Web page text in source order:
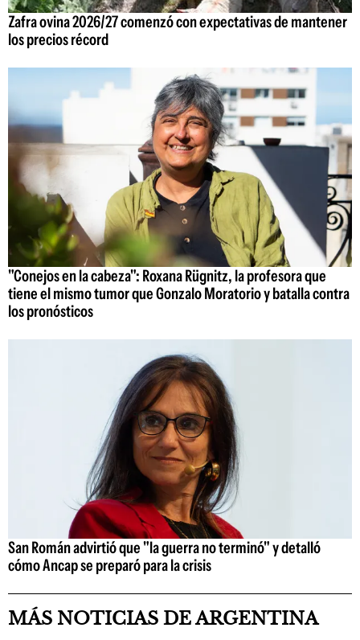
Zafra ovina 2026/27 comenzó con expectativas de mantener
los precios récord
"Conejos en la cabeza": Roxana Rügnitz, la profesora que
tiene el mismo tumor que Gonzalo Moratorio y batalla contra
los pronósticos
San Román advirtió que "la guerra no terminó" y detalló
cómo Ancap se preparó para la crisis
MÁS NOTICIAS DE ARGENTINA